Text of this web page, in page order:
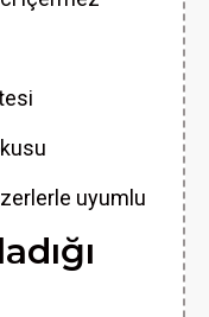
uyumlu